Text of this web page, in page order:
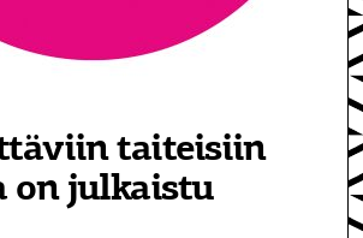
taiteisiin
on julkaistu